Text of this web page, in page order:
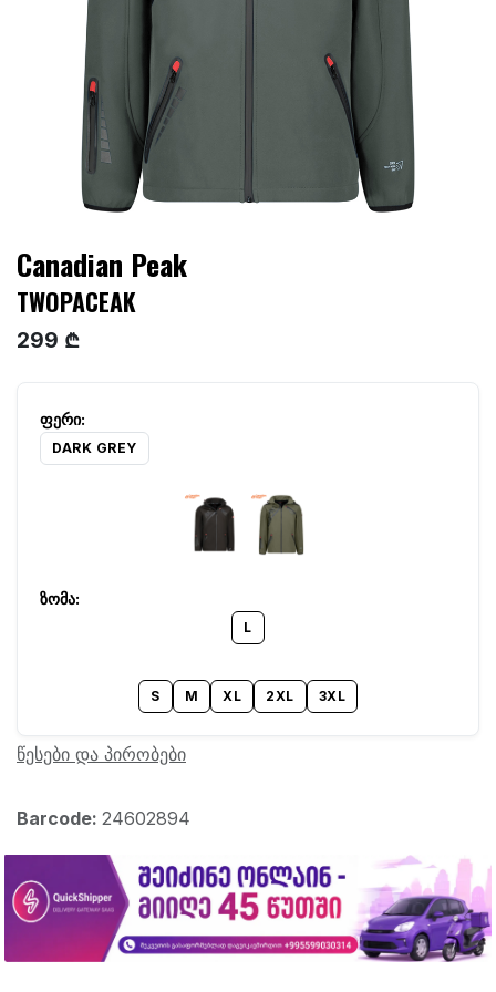
Canadian Peak
TWOPACEAK
299 ₾
DARK GREY
L
S M XL 2XL 3XL
წესები და პირობები
Barcode: 24602894